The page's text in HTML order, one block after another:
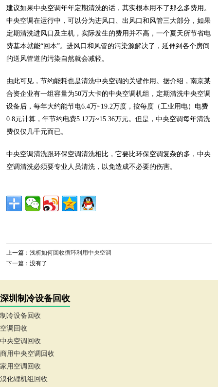
建议如果中央空调年年定期清洗的话，其实根本用不了那么多费用。
中央空调在运行中，可以分为进风口、出风口和风管三大部分，如果
定期清洗进风口及主机，实际发生的费用并不高，一个夏天所节省电
费基本就能“回本”。进风口和风管的污染源解决了，延伸到各个房间
的送风管道的污染自然就会减轻。
由此可见，节约能耗也是清洗中央空调的关键作用。据介绍，南京某
合资企业有一组容量为50万大卡的中央空调机组，定期清洗中央空调
设备后，每年大约能节电6.4万~19.2万度，按每度（工业用电）电费
0.8元计算，年节约电费5.12万~15.36万元。但是，中央空调每年清洗
费仅仅几千元而已。
中央空调清洗跟环保空调清洗相比，它要比环保空调复杂的多，中央
空调清洗必须要专业人员清洗，以免造成不必要的伤害。
上一篇：浅析如何回收循环利用中央空调
下一篇：没有了
深圳制冷设备回收
制冷设备回收
空调回收
中央空调回收
商用中央空调回收
家用空调回收
溴化锂机组回收